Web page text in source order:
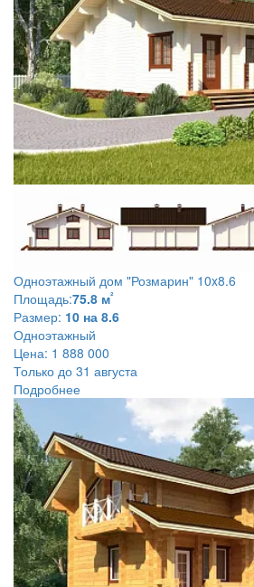
Одноэтажный дом "Розмарин" 10x8.6
Площадь:75.8 м²
Размер: 10 на 8.6
Одноэтажный
Цена: 1 888 000
Только до 31 августа
Подробнее